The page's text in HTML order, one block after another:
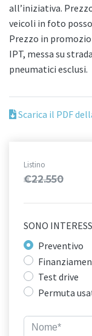
all’iniziativa.
veicoli in foto
Prezzo in
IPT, messa su
pneumatici esclusi.
Scarica il PDF
Listino
€22.550
SONO
Preventivo
Test drive
Permuta